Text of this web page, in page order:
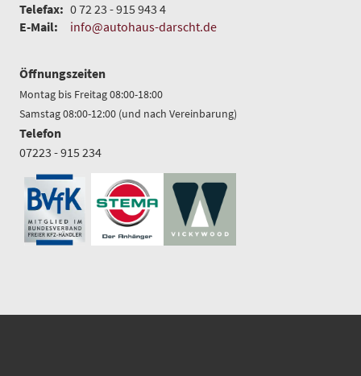
Telefax: 0 72 23 - 915 943 4
E-Mail:
info@autohaus-darscht.de
Öffnungszeiten
Montag bis Freitag 08:00-18:00
Samstag 08:00-12:00 (und nach Vereinbarung)
Telefon
07223 - 915 234